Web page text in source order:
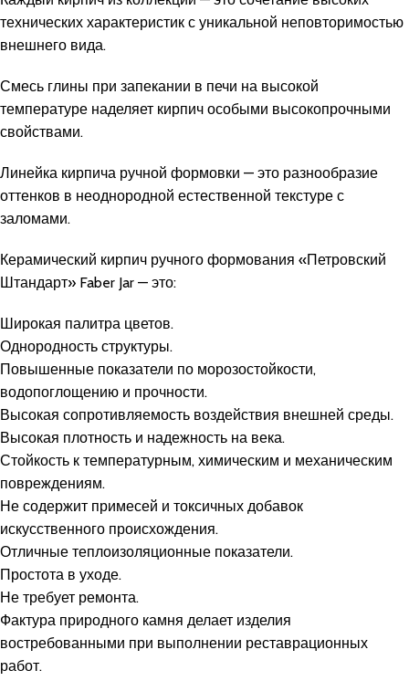
технических характеристик с уникальной неповторимостью
внешнего вида.
Смесь глины при запекании в печи на высокой
температуре наделяет кирпич особыми высокопрочными
свойствами.
Линейка кирпича ручной формовки — это разнообразие
оттенков в неоднородной естественной текстуре с
заломами.
Керамический кирпич ручного формования «Петровский
Штандарт» Faber Jar — это:
Широкая палитра цветов.
Однородность структуры.
Повышенные показатели по морозостойкости,
водопоглощению и прочности.
Высокая сопротивляемость воздействия внешней среды.
Высокая плотность и надежность на века.
Стойкость к температурным, химическим и механическим
повреждениям.
Не содержит примесей и токсичных добавок
искусственного происхождения.
Отличные теплоизоляционные показатели.
Простота в уходе.
Не требует ремонта.
Фактура природного камня делает изделия
востребованными при выполнении реставрационных
работ.